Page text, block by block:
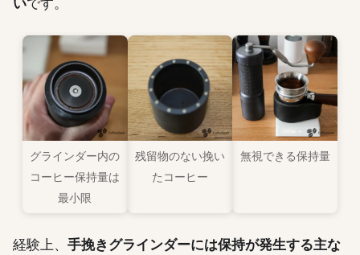
グラインダー内の
コーヒー保持量は
最小限
残留物のない挽い
たコーヒー
無視できる保持量
経験上、 手挽きグラインダーには保持が発生する主な